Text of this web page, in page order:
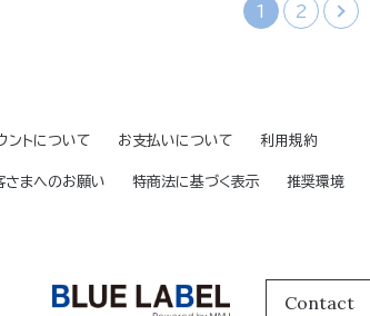
1 2 ›
ントについて お支払いについて 利用規約
さまへのお願い 特商法に基づく表示 推奨環境
Contact